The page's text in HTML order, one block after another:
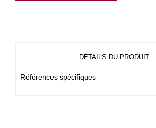
DÉTAILS DU PRODUIT
Références spécifiques